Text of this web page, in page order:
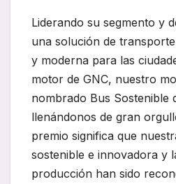
Liderando su segmento y
una solución de
y moderna para las
motor de GNC, nuestro
nombrado Bus Sostenible
llenándonos de gran
premio significa que
sostenible e innovadora y
producción han sido